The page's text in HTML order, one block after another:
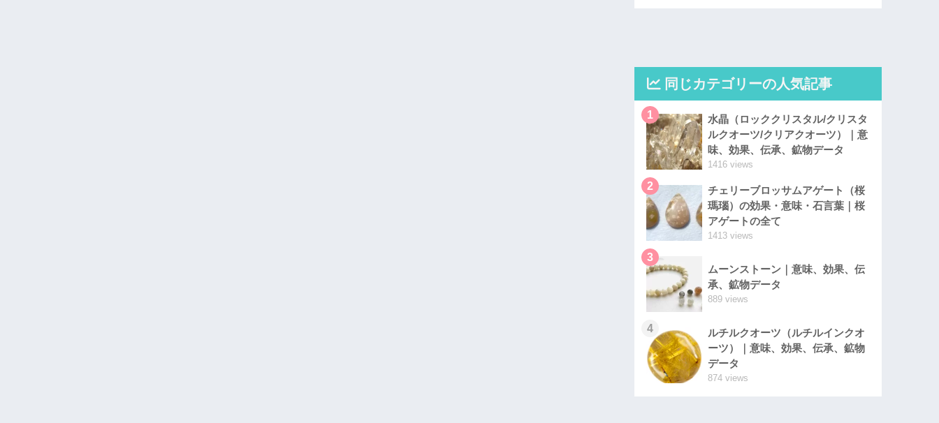
同じカテゴリーの人気記事
1
水晶（ロッククリスタル/クリスタ
ルクオーツ/クリアクオーツ）｜意
味、効果、伝承、鉱物データ
1416 views
2
チェリーブロッサムアゲート（桜
瑪瑙）の効果・意味・石言葉｜桜
アゲートの全て
1413 views
3
ムーンストーン｜意味、効果、伝
承、鉱物データ
889 views
4
ルチルクオーツ（ルチルインクオ
ーツ）｜意味、効果、伝承、鉱物
データ
874 views